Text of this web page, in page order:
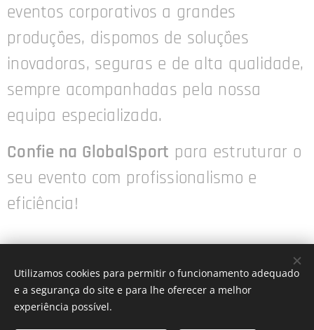
eventos corporativos a grandes
produções, dispomos de soluções
inovadoras, seguras e de alta qualidade,
sempre acompanhadas pela nossa
equipa especializada.
Confie na GlobalSport para estruturar o
seu evento com profissionalismo e
eficiência!
Utilizamos cookies para permitir o funcionamento adequado
e a segurança do site e para lhe oferecer a melhor
experiência possível.